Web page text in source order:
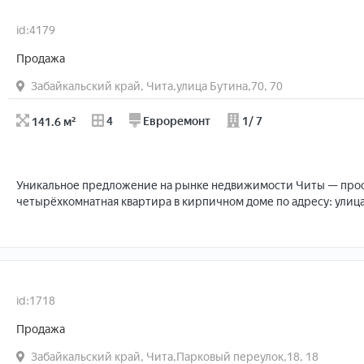
Рядом с домом гимназия №12, детсад, продуктовый маркет.
id:4179
Продажа
Забайкальский край, Чита,улица Бутина,70, 70
141.6 м² 4 Евроремонт 1/ 7
Уникальное предложение на рынке недвижимости Читы —
четырёхкомнатная квартира в кирпичном доме по адресу:
атмосферу уюта и комфорта. Изолированные комнаты
возможность организовать пространство по своему вкусу. Два
id:1718
Продажа
Забайкальский край, Чита,Парковый переулок,18, 18